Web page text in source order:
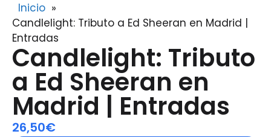
Inicio »
Candlelight: Tributo a Ed Sheeran en Madrid |
Entradas
Candlelight: Tributo
a Ed Sheeran en
Madrid | Entradas
26,50€